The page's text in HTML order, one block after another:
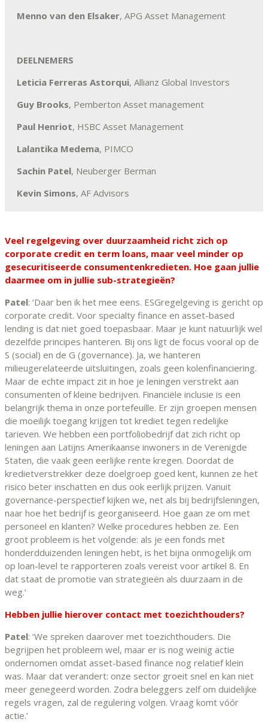
Menno van den Elsaker, APG Asset Management
DEELNEMERS
Leticia Ferreras Astorqui, Allianz Global Investors
Guy Brooks, Pemberton Asset management
Paul Henriot, HSBC Asset Management
Lalantika Medema, PIMCO
Sachin Patel, Neuberger Berman
Kevin Simons, AF Advisors
Veel regelgeving over duurzaamheid richt zich op
corporate credit en term loans, maar veel minder op
gesecuritiseerde consumentenkredieten. Hoe gaan jullie
daarmee om in jullie sub-strategieën?
Patel: ‘Daar ben ik het mee eens. ESGregelgeving is gericht op
corporate credit. Voor specialty finance en asset-based
lending is dat niet goed toepasbaar. Maar je kunt natuurlijk wel
dezelfde principes hanteren. Bij ons ligt de focus vooral op de
S (social) en de G (governance). Ja, we hanteren
milieugerelateerde uitsluitingen, zoals geen kolenfinanciering.
Maar de echte impact zit in hoe je leningen verstrekt aan
consumenten of kleine bedrijven. Financiële inclusie is een
belangrijk thema in onze portefeuille. Er zijn groepen mensen
die moeilijk toegang krijgen tot krediet tegen redelijke
tarieven. We hebben een portfoliobedrijf dat zich richt op
leningen aan Latijns Amerikaanse inwoners in de Verenigde
Staten, die vaak geen eerlijke rente kregen. Doordat de
kredietverstrekker deze doelgroep goed kent, kunnen ze het
risico beter inschatten en dus ook eerlijk prijzen. Vanuit
governance-perspectief kijken we, net als bij bedrijfsleningen,
naar hoe het bedrijf is georganiseerd. Hoe gaan ze om met
personeel en klanten? Welke procedures hebben ze. Een
groot probleem is het volgende: als je een fonds met
honderdduizenden leningen hebt, is het bijna onmogelijk om
op loan-level te rapporteren zoals vereist voor artikel 8. En
dat staat de promotie van strategieën als duurzaam in de
weg.’
Hebben jullie hierover contact met toezichthouders?
Patel: ‘We spreken daarover met toezichthouders. Die
begrijpen het probleem wel, maar er is nog weinig actie
ondernomen omdat asset-based finance nog relatief klein
was. Maar dat verandert: onze sector groeit snel en kan niet
meer genegeerd worden. Zodra beleggers zelf om duidelijke
regels vragen, zal de regulering volgen. Vraag komt vóór
actie.’